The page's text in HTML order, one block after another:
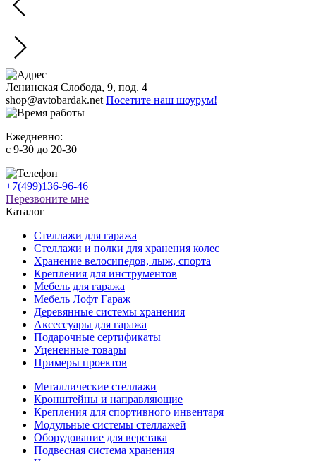
Ленинская Слобода, 9, под. 4
shop@avtobardak.net Посетите наш шоурум!
Ежедневно:
c 9-30 до 20-30
+7(499)136-96-46
Перезвоните мне
Каталог
Стеллажи для гаража
Стеллажи и полки для хранения колес
Хранение велосипедов, лыж, спорта
Крепления для инструментов
Мебель для гаража
Мебель Лофт Гараж
Деревянные системы хранения
Аксессуары для гаража
Подарочные сертификаты
Уцененные товары
Примеры проектов
Металлические стеллажи
Кронштейны и направляющие
Крепления для спортивного инвентаря
Модульные системы стеллажей
Оборудование для верстака
Подвесная система хранения